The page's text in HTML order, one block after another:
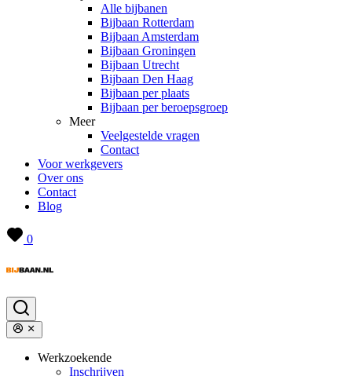
Alle bijbanen
Bijbaan Rotterdam
Bijbaan Amsterdam
Bijbaan Groningen
Bijbaan Utrecht
Bijbaan Den Haag
Bijbaan per plaats
Bijbaan per beroepsgroep
Meer
Veelgestelde vragen
Contact
Voor werkgevers
Over ons
Contact
Blog
0
Werkzoekende
Inschrijven